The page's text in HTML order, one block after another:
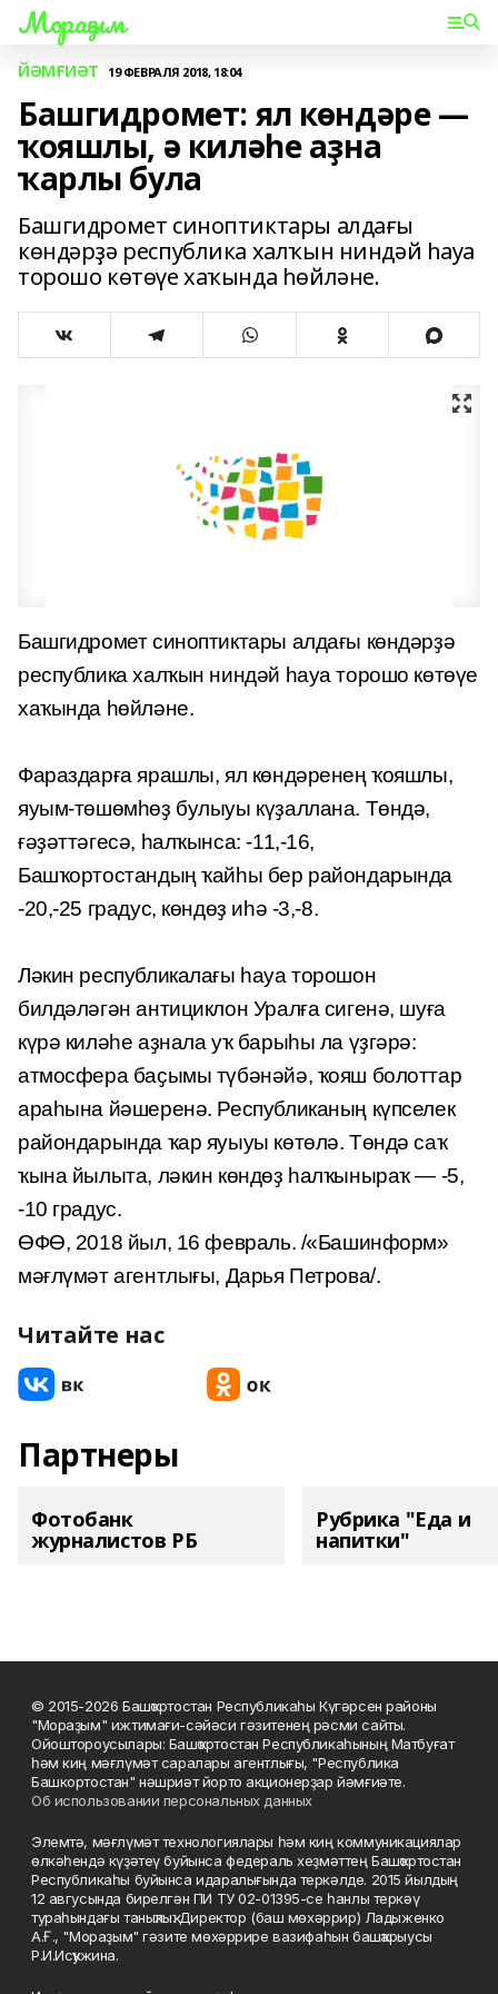
Мораҙым
ЙӘМҒИӘТ 19 ФЕВРАЛЯ 2018, 18:04
Башгидромет: ял көндәре —
ҡояшлы, ә киләһе аҙна
ҡарлы була
Башгидромет синоптиктары алдағы
көндәрҙә республика халҡын ниндәй һауа
торошо көтөүе хаҡында һөйләне.
Башгидромет синоптиктары алдағы көндәрҙә
республика халҡын ниндәй һауа торошо көтөүе
хаҡында һөйләне.
Фараздарға ярашлы, ял көндәренең ҡояшлы,
яуым-төшөмһөҙ булыуы күҙаллана. Төндә,
ғәҙәттәгесә, һалҡынса: -11,-16,
Башҡортостандың ҡайһы бер райондарында
-20,-25 градус, көндөҙ иһә -3,-8.
Ләкин республикалағы һауа торошон
билдәләгән антициклон Уралға сигенә, шуға
күрә киләһе аҙнала уҡ барыһы ла үҙгәрә:
атмосфера баҫымы түбәнәйә, ҡояш болоттар
араһына йәшеренә. Республиканың күпселек
райондарында ҡар яуыуы көтөлә. Төндә саҡ
ҡына йылыта, ләкин көндөҙ һалҡыныраҡ — -5,
-10 градус.
ӨФӨ, 2018 йыл, 16 февраль. /«Башинформ»
мәғлүмәт агентлығы, Дарья Петрова/.
Читайте нас
Партнеры
Фотобанк
журналистов РБ
Рубрика "Еда и
напитки"
© 2015-2026 Башҡортостан Республикаһы Күгәрсен районы
"Мораҙым" ижтимағи-сәйәси гәзитенең рәсми сайты.
Ойоштороусылары: Башҡортостан Республикаһының Матбуғат
һәм киң мәғлүмәт саралары агентлығы, "Республика
Башкортостан" нәшриәт йорто акционерҙар йәмғиәте.
Об использовании персональных данных
Элемтә, мәғлүмәт технологиялары һәм киң коммуникациялар
өлкәһендә күҙәтеү буйынса федераль хеҙмәттең Башҡортостан
Республикаһы буйынса идаралығында теркәлде. 2015 йылдың
12 авгусында бирелгән ПИ ТУ 02-01395-се һанлы теркәү
тураһындағы таныҡлыҡ. Директор (баш мөхәррир) Ладыженко
А.Ғ., "Мораҙым" гәзите мөхәррире вазифаһын башҡарыусы
Р.И.Исҡужина.